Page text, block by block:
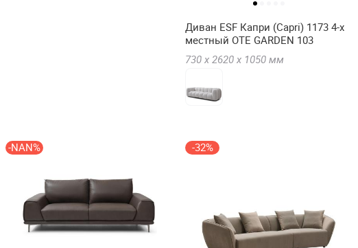
Диван ESF Капри (Capri) 1173 4-х
местный OTE GARDEN 103
730 х 2620 х 1050 мм
-NAN% -32%